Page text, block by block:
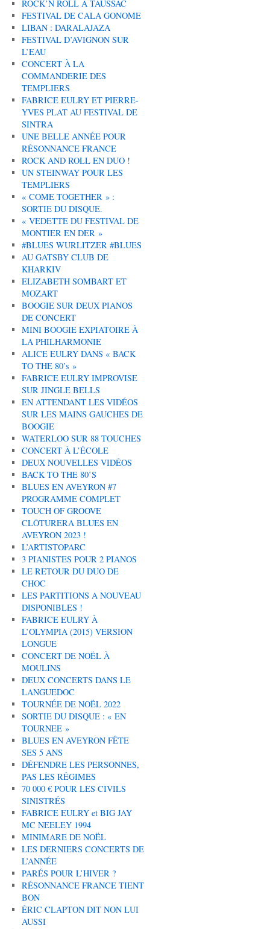
ROCK’N ROLL À TAUSSAC
FESTIVAL DE CALA GONOME
LIBAN : DARALAJAZA
FESTIVAL D’AVIGNON SUR
L’EAU
CONCERT À LA
COMMANDERIE DES
TEMPLIERS
FABRICE EULRY ET PIERRE-
YVES PLAT AU FESTIVAL DE
SINTRA
UNE BELLE ANNÉE POUR
RÉSONNANCE FRANCE
ROCK AND ROLL EN DUO !
UN STEINWAY POUR LES
TEMPLIERS
« COME TOGETHER » :
SORTIE DU DISQUE.
« VEDETTE DU FESTIVAL DE
MONTIER EN DER »
#BLUES WURLITZER #BLUES
AU GATSBY CLUB DE
KHARKIV
ELIZABETH SOMBART ET
MOZART
BOOGIE SUR DEUX PIANOS
DE CONCERT
MINI BOOGIE EXPIATOIRE À
LA PHILHARMONIE
ALICE EULRY DANS « BACK
TO THE 80’s »
FABRICE EULRY IMPROVISE
SUR JINGLE BELLS
EN ATTENDANT LES VIDÉOS
SUR LES MAINS GAUCHES DE
BOOGIE
WATERLOO SUR 88 TOUCHES
CONCERT À L’ÉCOLE
DEUX NOUVELLES VIDÉOS
BACK TO THE 80’S
BLUES EN AVEYRON #7
PROGRAMME COMPLET
TOUCH OF GROOVE
CLÔTURERA BLUES EN
AVEYRON 2023 !
L’ARTISTOPARC
3 PIANISTES POUR 2 PIANOS
LE RETOUR DU DUO DE
CHOC
LES PARTITIONS A NOUVEAU
DISPONIBLES !
FABRICE EULRY À
L’OLYMPIA (2015) VERSION
LONGUE
CONCERT DE NOËL À
MOULINS
DEUX CONCERTS DANS LE
LANGUEDOC
TOURNÉE DE NOËL 2022
SORTIE DU DISQUE : « EN
TOURNEE »
BLUES EN AVEYRON FÊTE
SES 5 ANS
DÉFENDRE LES PERSONNES,
PAS LES RÉGIMES
70 000 € POUR LES CIVILS
SINISTRÉS
FABRICE EULRY et BIG JAY
MC NEELEY 1994
MINIMARE DE NOËL
LES DERNIERS CONCERTS DE
L’ANNÉE
PARÉS POUR L’HIVER ?
RÉSONNANCE FRANCE TIENT
BON
ÉRIC CLAPTON DIT NON LUI
AUSSI